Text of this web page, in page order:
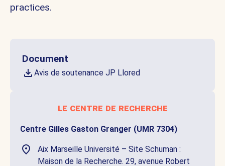
practices.
Document
Avis de soutenance JP Llored
le centre de recherche
Centre Gilles Gaston Granger (UMR 7304)
Aix Marseille Université – Site Schuman :
Maison de la Recherche. 29, avenue Robert